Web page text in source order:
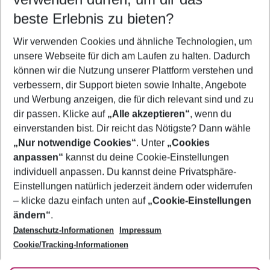
5-8 Nächte
2 Erwachsene Keine Kinder
Mehr Filter anzeigen
Footer
Footer navigation
Über uns
AGB
Bestpreisgarantie
Cookie-Einstellungen ändern
Cookie-Richtlinie
Agenturbetreuung
Barrierefreies Reisen
Folge uns
beste Erlebnis zu bieten?
Wir verwenden Cookies und ähnliche Technologien, um
unsere Webseite für dich am Laufen zu halten. Dadurch
können wir die Nutzung unserer Plattform verstehen und
verbessern, dir Support bieten sowie Inhalte, Angebote
und Werbung anzeigen, die für dich relevant sind und zu
dir passen. Klicke auf „Alle akzeptieren“, wenn du
einverstanden bist. Dir reicht das Nötigste? Dann wähle
„Nur notwendige Cookies“. Unter „Cookies
anpassen“ kannst du deine Cookie-Einstellungen
individuell anpassen. Du kannst deine Privatsphäre-
Einstellungen natürlich jederzeit ändern oder widerrufen
– klicke dazu einfach unten auf „Cookie-Einstellungen
ändern“.
Datenschutz-Informationen
Impressum
Cookie/Tracking-Informationen